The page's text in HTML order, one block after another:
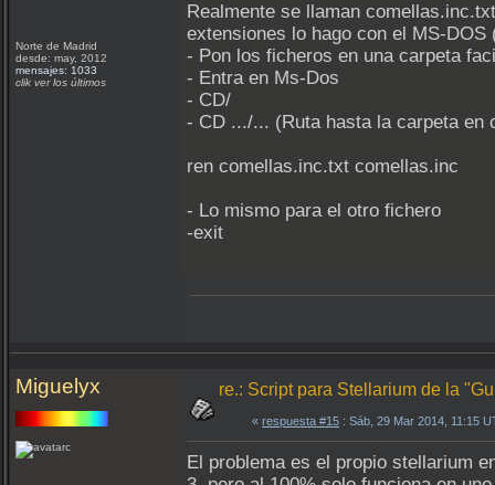
Norte de Madrid
desde: may, 2012
mensajes: 1033
clik ver los últimos
Realmente se llaman
extensiones lo hago con el MS-
- Pon los ficheros en una carpeta
- Entra en Ms-Dos
- CD/
- CD .../... (Ruta hasta la carpeta en
ren comellas.inc.txt comellas.inc
- Lo mismo para el otro fichero
-exit
Miguelyx re.: Script para Stellarium de la
« respuesta #15 : Sáb, 29 Mar 2014, 11:15
El problema es el propio stellarium